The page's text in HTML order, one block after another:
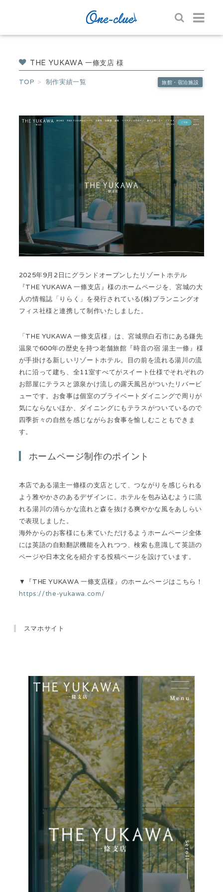
THE YUKAWA 一條支店 様
TOP 制作実績一覧 旅館・宿泊施設
2025年9月2日にグランドオープンしたリゾートホテル
『THE YUKAWA 一條支店』様のホームページを、宮城の大
人の情報誌「りらく」を発行されている(株)プランニングオ
フィス社様と連携して制作いたしました。
「THE YUKAWA 一條支店様」は、宮城県白石市にある鎌先
温泉で600年の歴史を持つ老舗旅館『時音の宿 湯主一條』様
が手掛ける新しいリゾートホテル。目の前を流れる湯川の流
れに沿って建ち、全11室すべてがスイート仕様でそれぞれの
お部屋にテラスと源泉かけ流しの露天風呂がついたリバービ
ューです。お食事は個室のプライベートダイニングで周りが
気にならないほか、ダイニングにもテラスがついているので
四季折々の自然を感じながらお食事を愉しむこともできま
す。
ホームページ制作のポイント
本店である湯主一條様の支店として、つながりを感じられる
よう雅やかさのあるデザインに。ホテルを包み込むように流
れる湯川の清らかな流れと森を抜ける爽やかな風をあしらい
で表現しました。
海外からのお客様にも来ていただけるようホームページ全体
には英語の自動翻訳機能を入れつつ、検索も意識して英語の
ページや日本文化を紹介する投稿ページを設けています。
▼『THE YUKAWA 一條支店様』のホームページはこちら！
https://the-yukawa.com/
スマホサイト